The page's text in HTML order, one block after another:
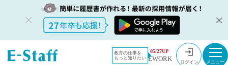
教育の仕事を
もっと知りたい
05/27UP
EWORK ログイン
教員採用情
報のイー・
採用情報
理科 中学高校の非常勤講師 即日採用